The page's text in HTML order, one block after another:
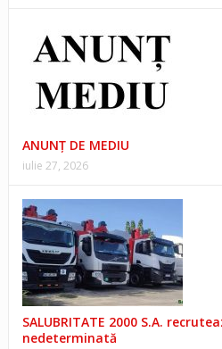
ANUNŢ DE MEDIU
iulie 27, 2026
SALUBRITATE 2000 S.A.
nedeterminată